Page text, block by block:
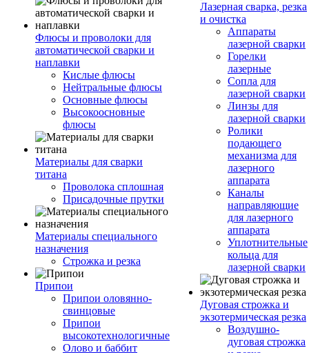
Флюсы и проволоки для
автоматической сварки и
наплавки
Кислые флюсы
Нейтральные флюсы
Основные флюсы
Высокоосновные
флюсы
Материалы для сварки
титана
Проволока сплошная
Присадочные прутки
Материалы специального
назначения
Строжка и резка
Припои
Припои оловянно-
свинцовые
Припои
высокотехнологичные
Олово и баббит
Лазерная сварка, резка
и очистка
Аппараты
лазерной сварки
Горелки
лазерные
Сопла для
лазерной сварки
Линзы для
лазерной сварки
Ролики
подающего
механизма для
лазерного
аппарата
Каналы
направляющие
для лазерного
аппарата
Уплотнительные
кольца для
лазерной сварки
Дуговая строжка и
экзотермическая резка
Воздушно-
дуговая строжка